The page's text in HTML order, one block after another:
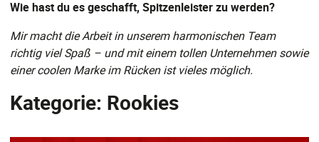
Wie hast du es geschafft, Spitzenleister zu werden?
Mir macht die Arbeit in unserem harmonischen Team
richtig viel Spaß – und mit einem tollen Unternehmen sowie
einer coolen Marke im Rücken ist vieles möglich.
Kategorie: Rookies